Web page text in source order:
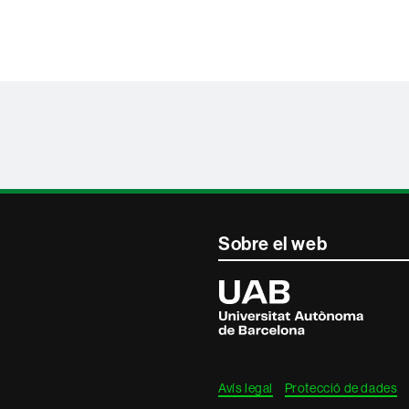
Sobre el web
Universitat
Autònoma
de
Barcelona
Avís legal Protecció de dades